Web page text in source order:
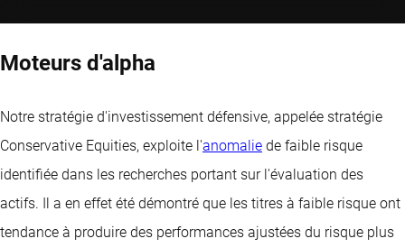
Moteurs d'alpha
Notre stratégie d'investissement défensive, appelée stratégie
Conservative Equities, exploite l'anomalie de faible risque
identifiée dans les recherches portant sur l'évaluation des
actifs. Il a en effet été démontré que les titres à faible risque ont
tendance à produire des performances ajustées du risque plus